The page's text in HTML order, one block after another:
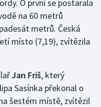
O první se postarala
na 60 metrů
metrů. Česká
místo (7,19), zvítězila
Jan Friš, který
Sasínka překonal o
šestém místě, zvítězil